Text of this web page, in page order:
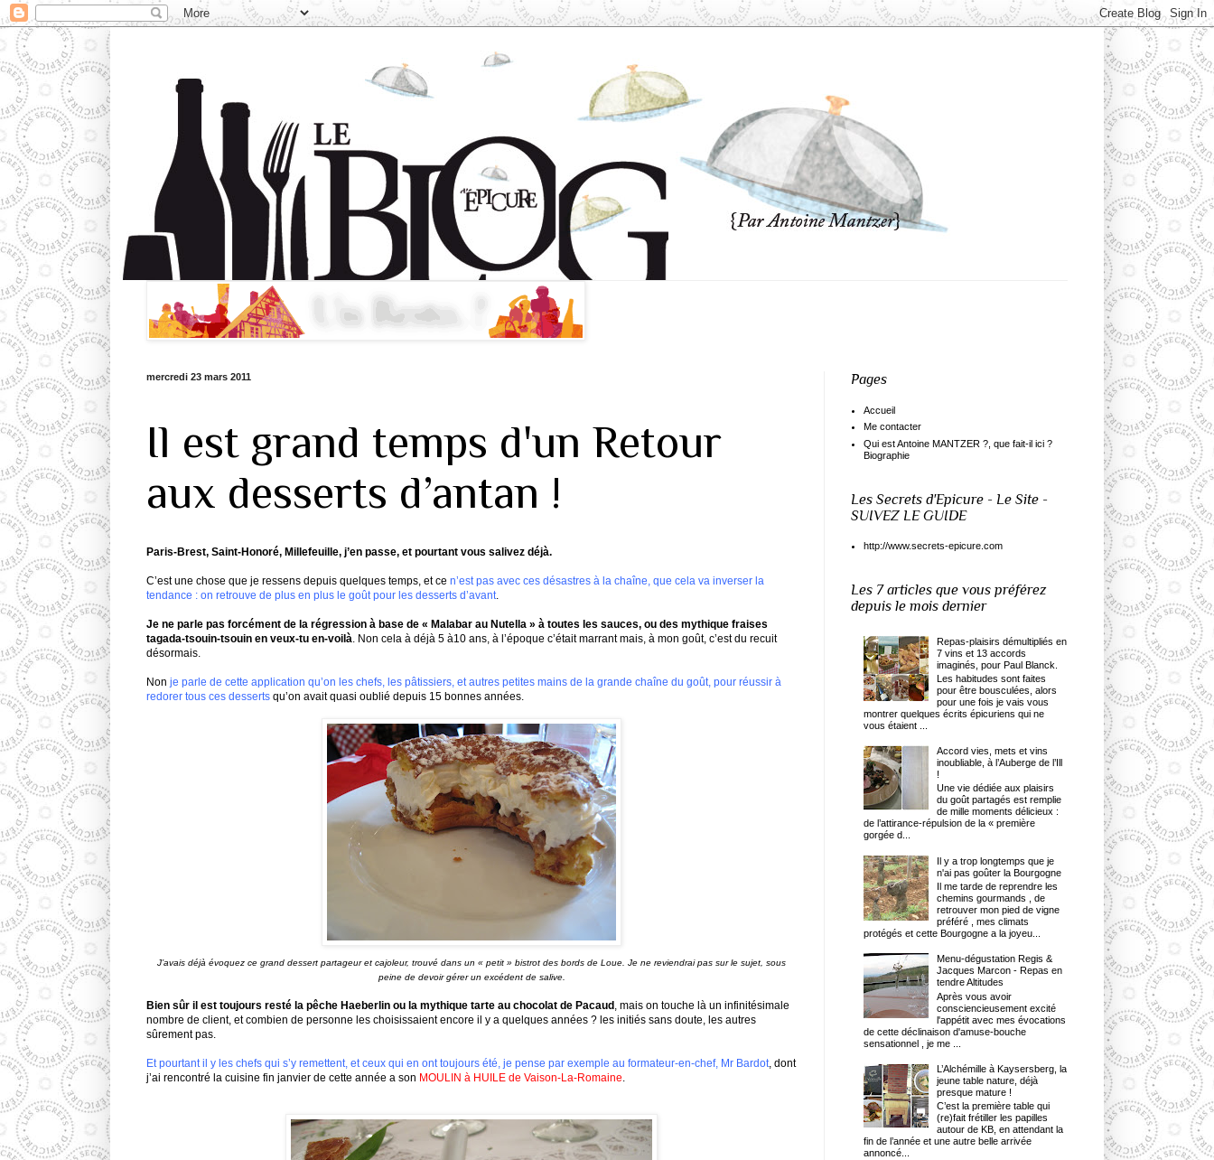
mercredi 23 mars 2011
Il est grand temps d'un Retour
aux desserts d’antan !
Paris-Brest, Saint-Honoré, Millefeuille, j’en passe, et pourtant vous salivez déjà.
C’est une chose que je ressens depuis quelques temps, et ce n’est pas avec ces désastres à la chaîne, que cela va inverser la
tendance : on retrouve de plus en plus le goût pour les desserts d’avant.
Je ne parle pas forcément de la régression à base de « Malabar au Nutella » à toutes les sauces, ou des mythique fraises
tagada-tsouin-tsouin en veux-tu en-voilà. Non cela à déjà 5 à10 ans, à l’époque c’était marrant mais, à mon goût, c’est du recuit
désormais.
Non je parle de cette application qu’on les chefs, les pâtissiers, et autres petites mains de la grande chaîne du goût, pour réussir à
redorer tous ces desserts qu’on avait quasi oublié depuis 15 bonnes années.
J’avais déjà évoquez ce grand dessert partageur et cajoleur, trouvé dans un « petit » bistrot des bords de Loue. Je ne reviendrai pas sur le sujet, sous
peine de devoir gérer un excédent de salive.
Bien sûr il est toujours resté la pêche Haeberlin ou la mythique tarte au chocolat de Pacaud , mais on touche là un infinitésimale
nombre de client, et combien de personne les choisissaient encore il y a quelques années ? les initiés sans doute, les autres
sûrementpas.
Et pourtant il y les chefs qui s’y remettent, et ceux qui en ont toujours été, je pense par exemple au formateur-en-chef, Mr Bardot, dont
j’ai rencontré la cuisine fin janvier de cette année a son MOULIN à HUILE de Vaison-La-Romaine.
Pages
Accueil
Me contacter
Qui est Antoine MANTZER ?, que fait-il ici ?
Biographie
Les Secrets d'Epicure - Le Site -
SUIVEZ LE GUIDE
http://www.secrets-epicure.com
Les 7 articles que vous préférez
depuis le mois dernier
Repas-plaisirs démultipliés en
7 vins et 13 accords
imaginés, pour Paul Blanck.
Les habitudes sont faites
pour être bousculées, alors
pour une fois je vais vous
montrer quelques écrits épicuriens qui ne
vous étaient ...
Accord vies, mets et vins
inoubliable, à l’Auberge de l’Ill
!
Une vie dédiée aux plaisirs
du goût partagés est remplie
de mille moments délicieux :
de l’attirance-répulsion de la « première
gorgée d...
Il y a trop longtemps que je
n'ai pas goûter la Bourgogne
Il me tarde de reprendre les
chemins gourmands , de
retrouver mon pied de vigne
préféré , mes climats
protégés et cette Bourgogne a la joyeu...
Menu-dégustation Regis &
Jacques Marcon - Repas en
tendre Altitudes
Après vous avoir
consciencieusement excité
l'appétit avec mes évocations
de cette déclinaison d'amuse-bouche
sensationnel , je me ...
L’Alchémille à Kaysersberg, la
jeune table nature, déjà
presque mature !
C’est la première table qui
(re)fait frétiller les papilles
autour de KB, en attendant la
fin de l’année et une autre belle arrivée
annoncé...